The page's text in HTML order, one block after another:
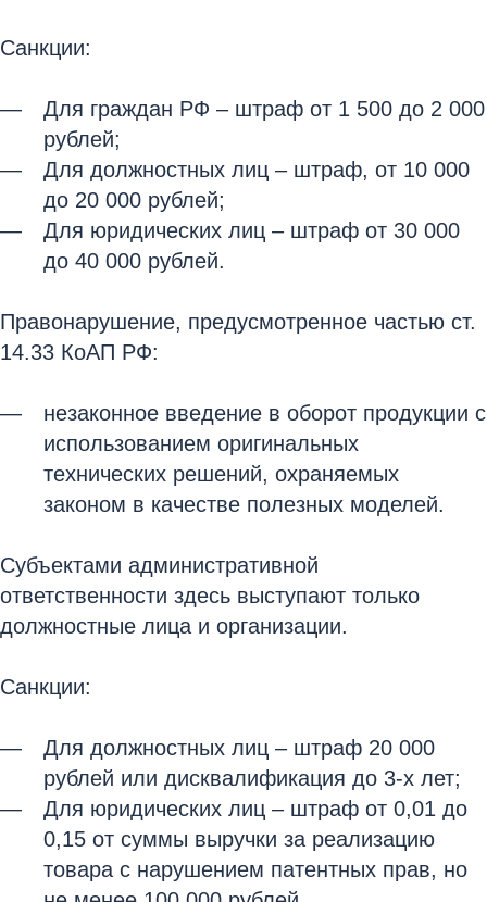
Санкции:
Для граждан РФ – штраф от 1 500 до 2 000
рублей;
Для должностных лиц – штраф, от 10 000
до 20 000 рублей;
Для юридических лиц – штраф от 30 000
до 40 000 рублей.
Правонарушение, предусмотренное частью ст.
14.33 КоАП РФ:
незаконное введение в оборот продукции с
использованием оригинальных
технических решений, охраняемых
законом в качестве полезных моделей.
Субъектами административной
ответственности здесь выступают только
должностные лица и организации.
Санкции:
Для должностных лиц – штраф 20 000
рублей или дисквалификация до 3-х лет;
Для юридических лиц – штраф от 0,01 до
0,15 от суммы выручки за реализацию
товара с нарушением патентных прав, но